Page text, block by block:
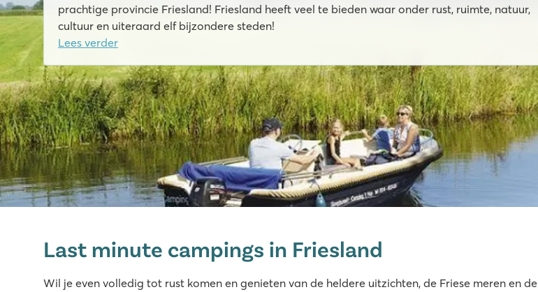
prachtige provincie Friesland! Friesland heeft veel te bieden waar onder rust, ruimte, natuur,
cultuur en uiteraard elf bijzondere steden!
Lees verder
Nederland - - Friesland - Lemmer
Last minute campings in Friesland
Wil je even volledig tot rust komen en genieten van de heldere uitzichten, de Friese meren en de